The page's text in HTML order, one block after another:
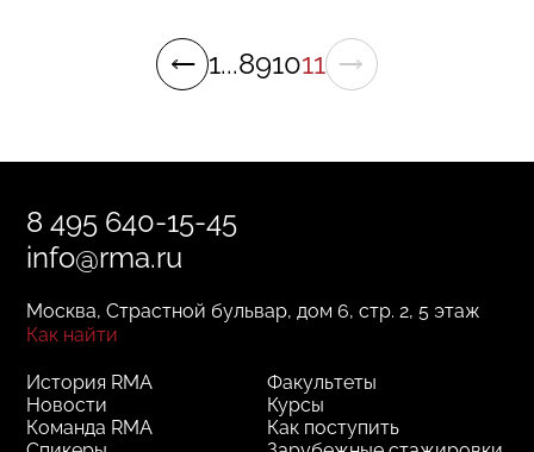
1...891011
8 495 640-15-45
info@rma.ru
Москва, Страстной бульвар, дом 6, стр. 2, 5 этаж
Как найти
Факультеты
Курсы
Как поступить
История RMA
Новости
Команда RMA